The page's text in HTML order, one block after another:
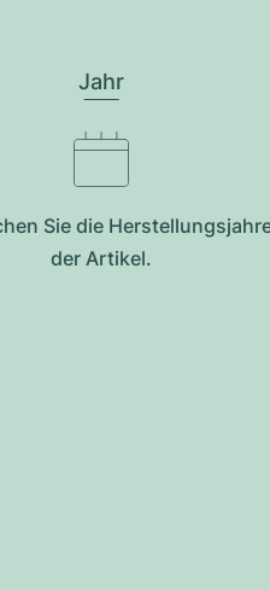
Jahr
Sie die
der Artikel.